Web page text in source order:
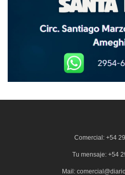
Comercial: +54
Tu mensaje: +54
Mail: